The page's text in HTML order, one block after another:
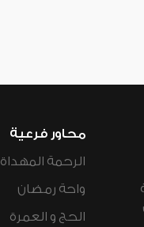
محاور فرعية
الرحمة المهداة
واحة رمضان
الحج و العمرة